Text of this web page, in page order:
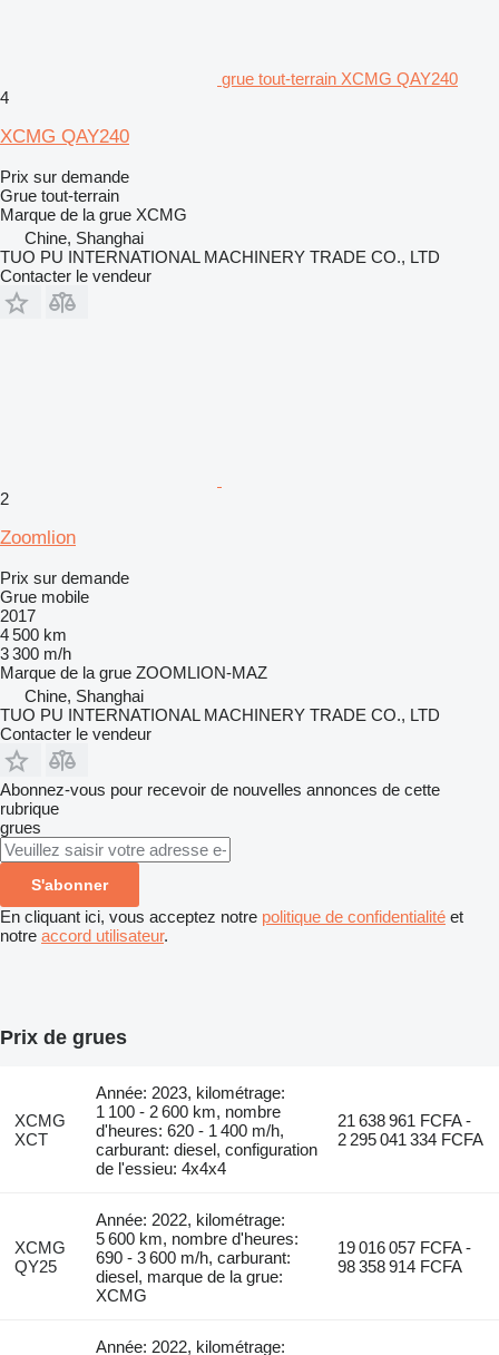
grue tout-terrain XCMG QAY240
4
XCMG QAY240
Prix sur demande
Grue tout-terrain
Marque de la grue XCMG
Chine, Shanghai
TUO PU INTERNATIONAL MACHINERY TRADE CO., LTD
Contacter le vendeur
2
Zoomlion
Prix sur demande
Grue mobile
2017
4 500 km
3 300 m/h
Marque de la grue ZOOMLION-MAZ
Chine, Shanghai
TUO PU INTERNATIONAL MACHINERY TRADE CO., LTD
Contacter le vendeur
Abonnez-vous pour recevoir de nouvelles annonces de cette
rubrique
grues
S'abonner
En cliquant ici, vous acceptez notre politique de confidentialité et
notre accord utilisateur.
Prix de grues
XCMG
XCT
Année: 2023, kilométrage:
1 100 - 2 600 km, nombre
d'heures: 620 - 1 400 m/h,
carburant: diesel, configuration
de l'essieu: 4x4x4
21 638 961 FCFA -
2 295 041 334 FCFA
XCMG
QY25
Année: 2022, kilométrage:
5 600 km, nombre d'heures:
690 - 3 600 m/h, carburant:
diesel, marque de la grue:
XCMG
19 016 057 FCFA -
98 358 914 FCFA
Année: 2022, kilométrage: